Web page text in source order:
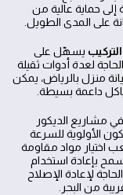
إلى حماية عالية من
على المدى الطويل.
يسهّل على
لعدة أدوات ثقيلة
منزل بالرياض، يمكن
داعمة بسيطة.
في مشاريع الديكور
الأولوية للسرعة
اختيار مواد مقاومة
بإعادة استخدام
لإعادة الإصلاح
من البحر.